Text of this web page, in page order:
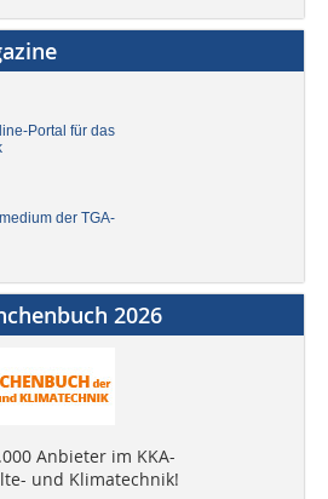
Portal für das
der TGA-
2026
Anbieter im KKA-
und Klimatechnik!